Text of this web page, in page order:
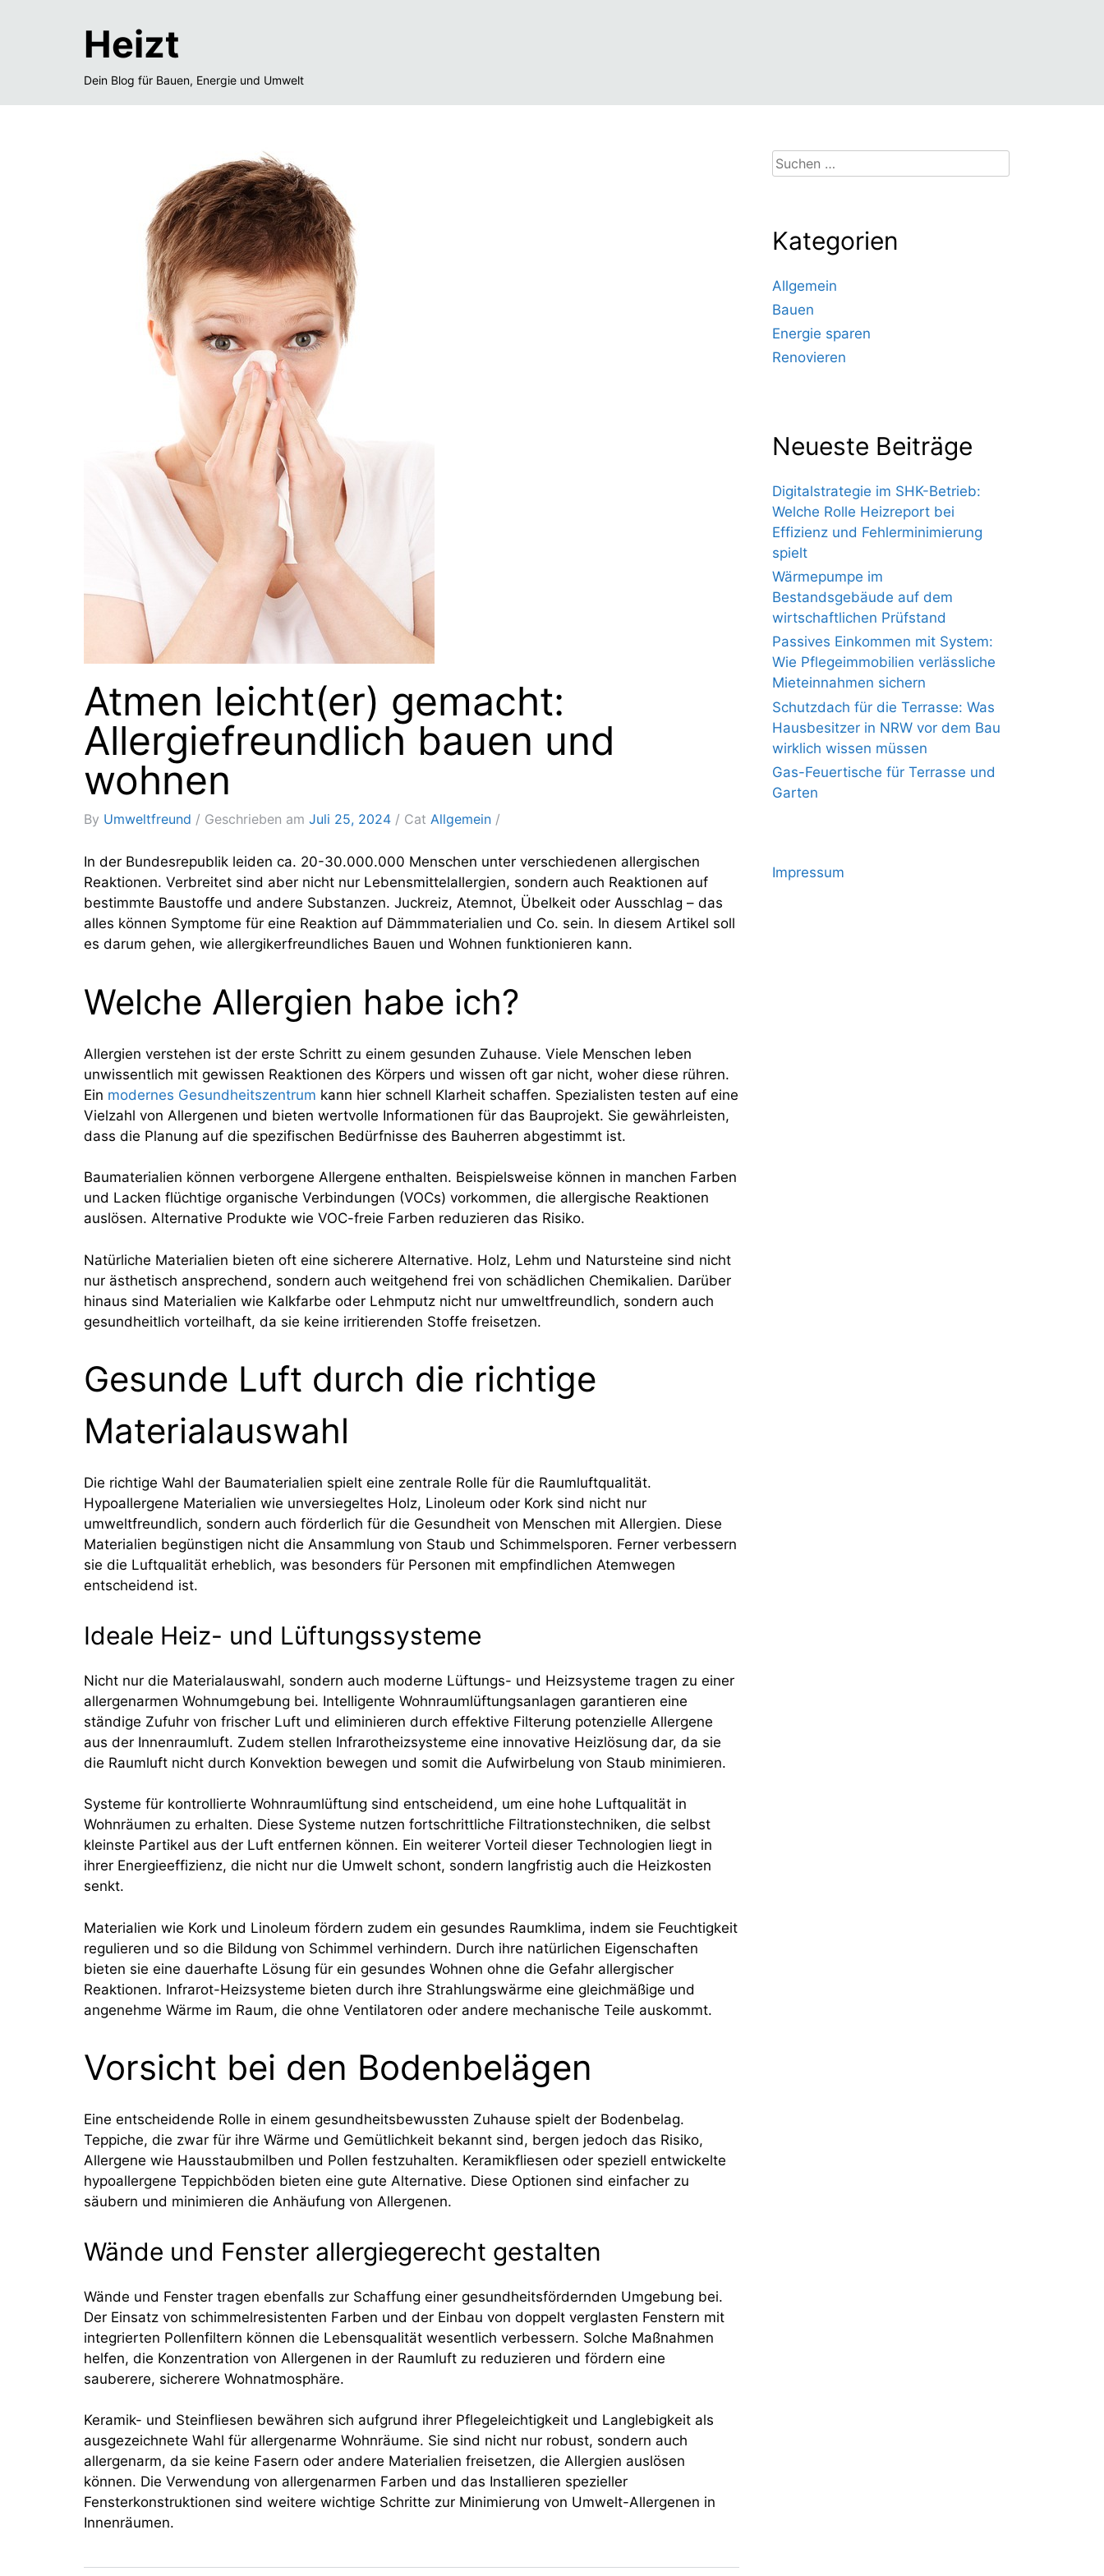
Heizt
Dein Blog für Bauen, Energie und Umwelt
Atmen leicht(er) gemacht:
Allergiefreundlich bauen und
wohnen
By Umweltfreund Geschrieben am Juli 25, 2024 Cat Allgemein
In der Bundesrepublik leiden ca. 20-30.000.000 Menschen unter verschiedenen allergischen
Reaktionen. Verbreitet sind aber nicht nur Lebensmittelallergien, sondern auch Reaktionen auf
bestimmte Baustoffe und andere Substanzen. Juckreiz, Atemnot, Übelkeit oder Ausschlag – das
alles können Symptome für eine Reaktion auf Dämmmaterialien und Co. sein. In diesem Artikel soll
es darum gehen, wie allergikerfreundliches Bauen und Wohnen funktionieren kann.
Welche Allergien habe ich?
Allergien verstehen ist der erste Schritt zu einem gesunden Zuhause. Viele Menschen leben
unwissentlich mit gewissen Reaktionen des Körpers und wissen oft gar nicht, woher diese rühren.
Ein modernes Gesundheitszentrum kann hier schnell Klarheit schaffen. Spezialisten testen auf eine
Vielzahl von Allergenen und bieten wertvolle Informationen für das Bauprojekt. Sie gewährleisten,
dass die Planung auf die spezifischen Bedürfnisse des Bauherren abgestimmt ist.
Baumaterialien können verborgene Allergene enthalten. Beispielsweise können in manchen Farben
und Lacken flüchtige organische Verbindungen (VOCs) vorkommen, die allergische Reaktionen
auslösen. Alternative Produkte wie VOC-freie Farben reduzieren das Risiko.
Natürliche Materialien bieten oft eine sicherere Alternative. Holz, Lehm und Natursteine sind nicht
nur ästhetisch ansprechend, sondern auch weitgehend frei von schädlichen Chemikalien. Darüber
hinaus sind Materialien wie Kalkfarbe oder Lehmputz nicht nur umweltfreundlich, sondern auch
gesundheitlich vorteilhaft, da sie keine irritierenden Stoffe freisetzen.
Gesunde Luft durch die richtige
Materialauswahl
Die richtige Wahl der Baumaterialien spielt eine zentrale Rolle für die Raumluftqualität.
Hypoallergene Materialien wie unversiegeltes Holz, Linoleum oder Kork sind nicht nur
umweltfreundlich, sondern auch förderlich für die Gesundheit von Menschen mit Allergien. Diese
Materialien begünstigen nicht die Ansammlung von Staub und Schimmelsporen. Ferner verbessern
sie die Luftqualität erheblich, was besonders für Personen mit empfindlichen Atemwegen
entscheidend ist.
Ideale Heiz- und Lüftungssysteme
Nicht nur die Materialauswahl, sondern auch moderne Lüftungs- und Heizsysteme tragen zu einer
allergenarmen Wohnumgebung bei. Intelligente Wohnraumlüftungsanlagen garantieren eine
ständige Zufuhr von frischer Luft und eliminieren durch effektive Filterung potenzielle Allergene
aus der Innenraumluft. Zudem stellen Infrarotheizsysteme eine innovative Heizlösung dar, da sie
die Raumluft nicht durch Konvektion bewegen und somit die Aufwirbelung von Staub minimieren.
Systeme für kontrollierte Wohnraumlüftung sind entscheidend, um eine hohe Luftqualität in
Wohnräumen zu erhalten. Diese Systeme nutzen fortschrittliche Filtrationstechniken, die selbst
kleinste Partikel aus der Luft entfernen können. Ein weiterer Vorteil dieser Technologien liegt in
ihrer Energieeffizienz, die nicht nur die Umwelt schont, sondern langfristig auch die Heizkosten
senkt.
Materialien wie Kork und Linoleum fördern zudem ein gesundes Raumklima, indem sie Feuchtigkeit
regulieren und so die Bildung von Schimmel verhindern. Durch ihre natürlichen Eigenschaften
bieten sie eine dauerhafte Lösung für ein gesundes Wohnen ohne die Gefahr allergischer
Reaktionen. Infrarot-Heizsysteme bieten durch ihre Strahlungswärme eine gleichmäßige und
angenehme Wärme im Raum, die ohne Ventilatoren oder andere mechanische Teile auskommt.
Vorsicht bei den Bodenbelägen
Eine entscheidende Rolle in einem gesundheitsbewussten Zuhause spielt der Bodenbelag.
Teppiche, die zwar für ihre Wärme und Gemütlichkeit bekannt sind, bergen jedoch das Risiko,
Allergene wie Hausstaubmilben und Pollen festzuhalten. Keramikfliesen oder speziell entwickelte
hypoallergene Teppichböden bieten eine gute Alternative. Diese Optionen sind einfacher zu
säubern und minimieren die Anhäufung von Allergenen.
Wände und Fenster allergiegerecht gestalten
Wände und Fenster tragen ebenfalls zur Schaffung einer gesundheitsfördernden Umgebung bei.
Der Einsatz von schimmelresistenten Farben und der Einbau von doppelt verglasten Fenstern mit
integrierten Pollenfiltern können die Lebensqualität wesentlich verbessern. Solche Maßnahmen
helfen, die Konzentration von Allergenen in der Raumluft zu reduzieren und fördern eine
sauberere, sicherere Wohnatmosphäre.
Keramik- und Steinfliesen bewähren sich aufgrund ihrer Pflegeleichtigkeit und Langlebigkeit als
ausgezeichnete Wahl für allergenarme Wohnräume. Sie sind nicht nur robust, sondern auch
allergenarm, da sie keine Fasern oder andere Materialien freisetzen, die Allergien auslösen
können. Die Verwendung von allergenarmen Farben und das Installieren spezieller
Fensterkonstruktionen sind weitere wichtige Schritte zur Minimierung von Umwelt-Allergenen in
Innenräumen.
Suchen
nach:
Kategorien
Allgemein
Bauen
Energie sparen
Renovieren
Neueste Beiträge
Digitalstrategie im SHK-Betrieb:
Welche Rolle Heizreport bei
Effizienz und Fehlerminimierung
spielt
Wärmepumpe im
Bestandsgebäude auf dem
wirtschaftlichen Prüfstand
Passives Einkommen mit System:
Wie Pflegeimmobilien verlässliche
Mieteinnahmen sichern
Schutzdach für die Terrasse: Was
Hausbesitzer in NRW vor dem Bau
wirklich wissen müssen
Gas-Feuertische für Terrasse und
Garten
Impressum